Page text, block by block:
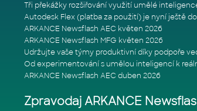
ARKANCE Newsflash AEC květen 2026
ARKANCE Newsflash MFG květen 2026
ARKANCE Newsflash AEC duben 2026
Zpravodaj ARKANCE